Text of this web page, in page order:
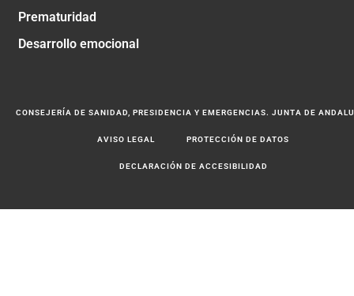
Prematuridad
Desarrollo emocional
CONSEJERÍA DE SANIDAD, PRESIDENCIA Y EMERGENCIAS. JUNTA DE
AVISO LEGAL PROTECCIÓN DE DATOS
DECLARACIÓN DE ACCESIBILIDAD